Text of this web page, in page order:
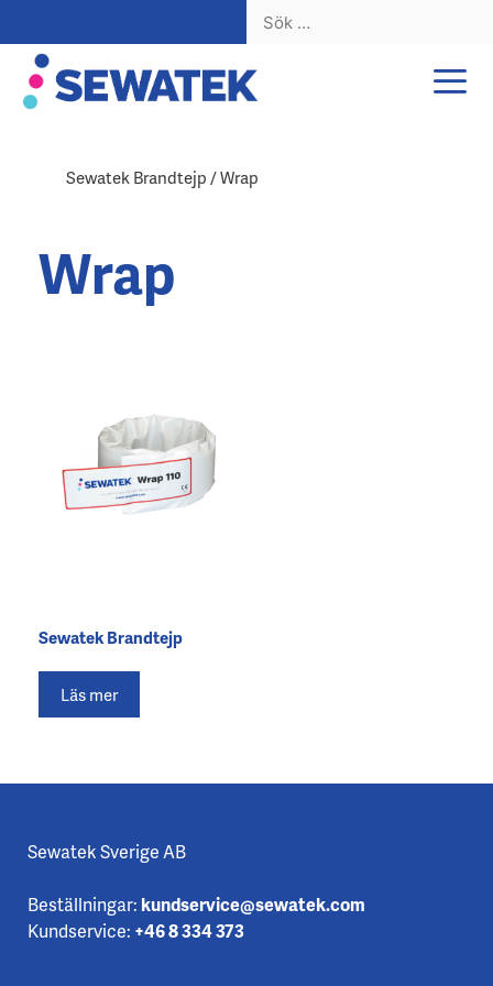
Sök
efter:
Hoppa
innehåll
Sewatek Brandtejp / Wrap
Wrap
Sewatek Brandtejp
Läs mer
Sewatek Sverige AB
Beställningar: kundservice@sewatek.com
Kundservice: +46 8 334 373